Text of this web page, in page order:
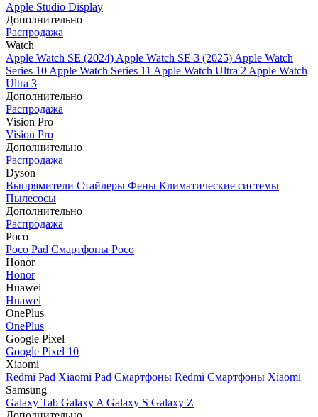
Apple Studio Display
Дополнительно
Распродажа
Watch
Apple Watch SE (2024) Apple Watch SE 3 (2025) Apple Watch
Series 10 Apple Watch Series 11 Apple Watch Ultra 2 Apple Watch
Ultra 3
Дополнительно
Распродажа
Vision Pro
Vision Pro
Дополнительно
Распродажа
Dyson
Выпрямители Стайлеры Фены Климатические системы
Пылесосы
Дополнительно
Распродажа
Poco
Poco Pad Смартфоны Poco
Honor
Honor
Huawei
Huawei
OnePlus
OnePlus
Google Pixel
Google Pixel 10
Xiaomi
Redmi Pad Xiaomi Pad Смартфоны Redmi Смартфоны Xiaomi
Samsung
Galaxy Tab Galaxy A Galaxy S Galaxy Z